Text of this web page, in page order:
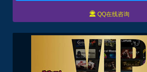
 QQ在线咨询